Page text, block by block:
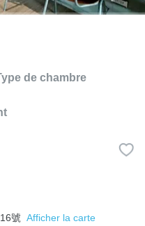
de chambre
號 Afficher la carte